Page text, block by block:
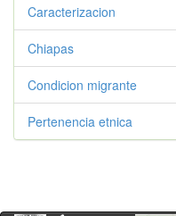
Caracterizacion
Chiapas
Condicion migrante
Pertenencia etnica